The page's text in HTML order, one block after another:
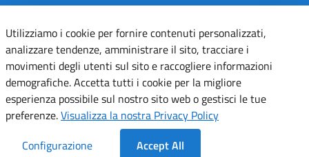
Designers Italia
TwitterInstagramYoutubeLinkedin
Dichiarazione di accessibilità
Informativa cookie
Utilizziamo i cookie per fornire contenuti personalizzati,
analizzare tendenze, amministrare il sito, tracciare i
movimenti degli utenti sul sito e raccogliere informazioni
demografiche. Accetta tutti i cookie per la migliore
esperienza possibile sul nostro sito web o gestisci le tue
preferenze.Visualizza la nostra Privacy Policy
Configurazione
Accept All